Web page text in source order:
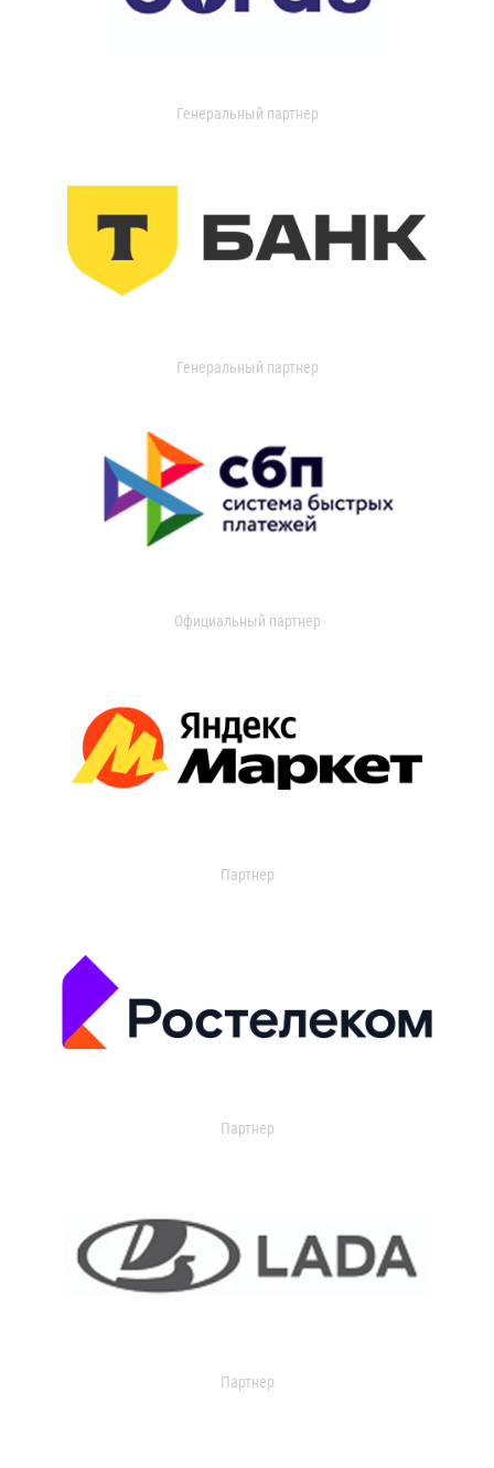
Генеральный партнер
Генеральный партнер
Официальный партнер
Партнер
Партнер
Партнер